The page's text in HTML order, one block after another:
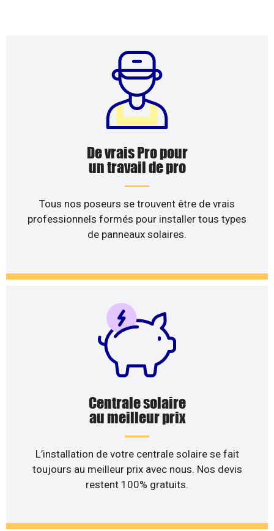
De vrais Pro pour
un travail de pro
Tous nos poseurs se trouvent être de vrais
professionnels formés pour installer tous types
de panneaux solaires.
Centrale solaire
au meilleur prix
L’installation de votre centrale solaire se fait
toujours au meilleur prix avec nous. Nos devis
restent 100% gratuits.